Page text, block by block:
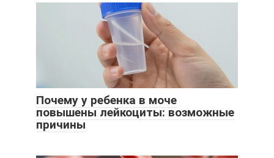
Почему у ребенка в моче
повышены лейкоциты: возможные
причины